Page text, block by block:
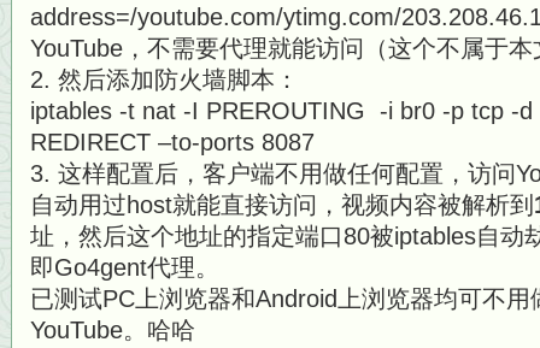
address=/youtube.com/ytimg.com/
YouTube，不需要代理就能访问（这个不属于
2. 然后添加防火墙脚本：
iptables -t nat -I PREROUTING -i br0 -p tcp -d
REDIRECT –to-ports 8087
3. 这样配置后，客户端不用做任何配置，访问
自动用过host就能直接访问，视频内容被解析到
址，然后这个地址的指定端口80被iptables自动
即Go4gent代理。
已测试PC上浏览器和Android上浏览器均可不
YouTube。哈哈